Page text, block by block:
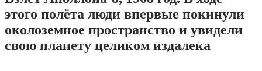
этого полёта люди впервые покинули
околоземное пространство и увидели
свою планету целиком издалека